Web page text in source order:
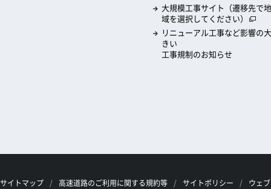
大規模工事サイト（遷移先で
域を選択してください）
リニューアル工事など影響の
きい
工事規制のお知らせ
サイトマップ 高速道路のご利用に関する規約等 サイトポリシー
ウェ